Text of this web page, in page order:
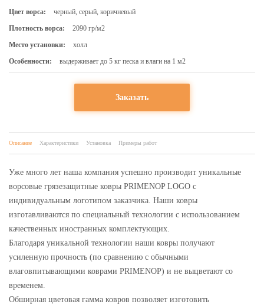
Цвет ворса:
черный, серый, коричневый
Плотность ворса:
2090 гр/м2
Место установки:
холл
Особенности:
выдерживает до 5 кг песка и влаги на 1 м2
Заказать
Описание Характеристики Установка Примеры работ
Уже много лет наша компания успешно производит уникальные
ворсовые грязезащитные ковры PRIMENOP LOGO с
индивидуальным логотипом заказчика. Наши ковры
изготавливаются по специальный технологии с использованием
качественных иностранных комплектующих.
Благодаря уникальной технологии наши ковры получают
усиленную прочность (по сравнению с обычными
влаговпитывающими коврами PRIMENOP) и не выцветают со
временем.
Обширная цветовая гамма ковров позволяет изготовить